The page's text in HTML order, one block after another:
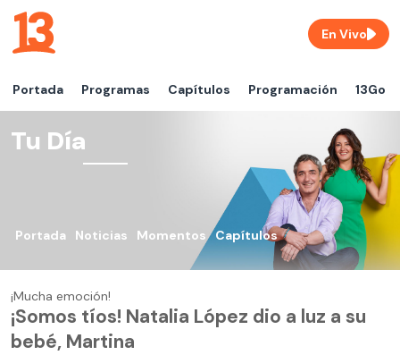
Portada Programas Capítulos Programación 13Go
En Vivo
Tu Día
Portada Noticias Momentos Capítulos
¡Mucha emoción!
¡Somos tíos! Natalia López dio a luz a su
bebé, Martina